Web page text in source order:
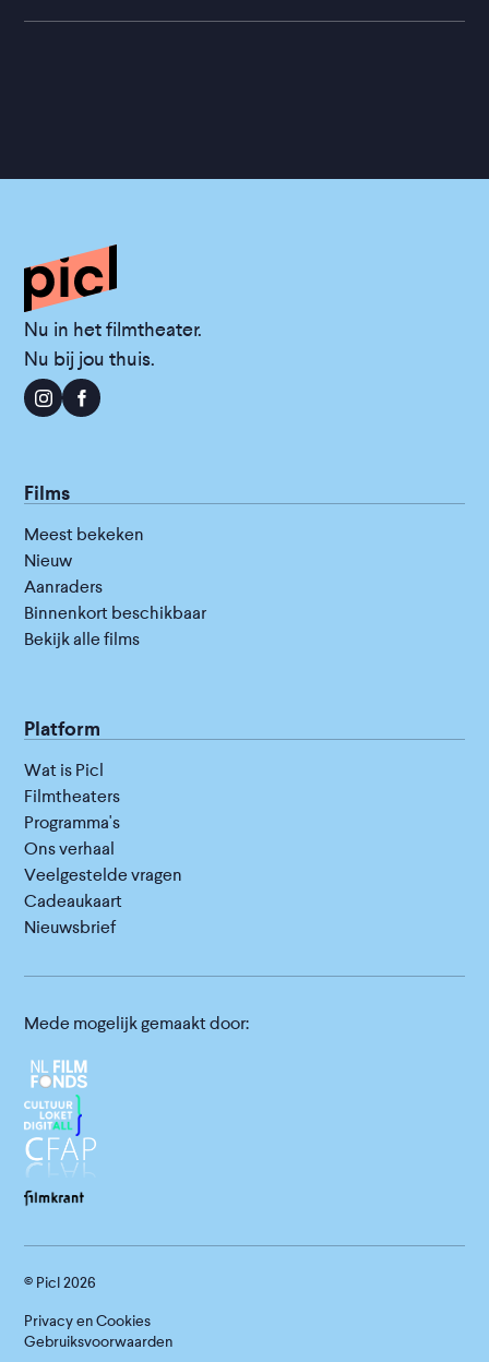
Nu in het filmtheater.
Nu bij jou thuis.
Films
Meest bekeken
Nieuw
Aanraders
Binnenkort beschikbaar
Bekijk alle films
Platform
Wat is Picl
Filmtheaters
Programma's
Ons verhaal
Veelgestelde vragen
Cadeaukaart
Nieuwsbrief
Mede mogelijk gemaakt door:
© Picl2026
Privacy en Cookies
Gebruiksvoorwaarden